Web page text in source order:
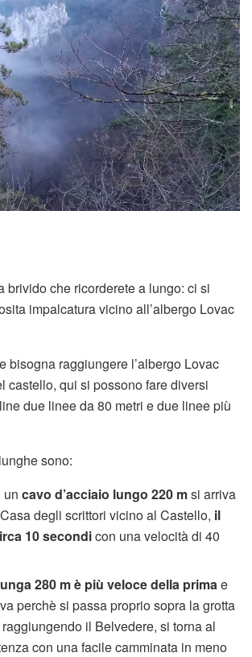
brivido che ricorderete a lungo: ci si
impalcatura vicino all’albergo Lovac
bisogna raggiungere l’albergo Lovac
castello, qui si possono fare diversi
due linee da 80 metri e due linee più
sono:
uncavo d’acciaio lungo 220 msi arriva
degli scrittori vicino al Castello, il
10 secondicon una velocità di 40
280 m è più veloce della primae
perchè si passa proprio sopra la grotta
il Belvedere, si torna al
con una facile camminata in meno